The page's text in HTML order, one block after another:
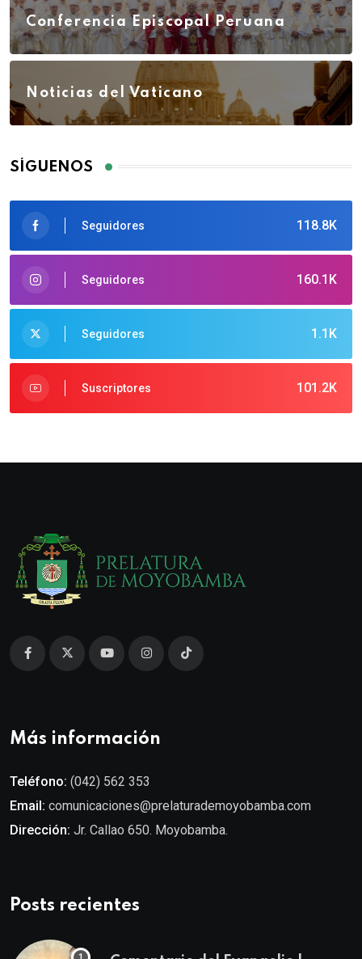
Conferencia Episcopal Peruana
Noticias del Vaticano
SÍGUENOS
118.8K
Seguidores
160.1K
Seguidores
1.1K
Seguidores
101.2K
Suscriptores
Más información
Teléfono: (042) 562 353
Email: comunicaciones@prelaturademoyobamba.com
Dirección: Jr. Callao 650. Moyobamba.
Posts recientes